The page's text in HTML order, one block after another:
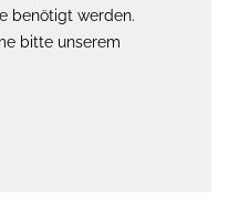
benötigt werden.
bitte unserem